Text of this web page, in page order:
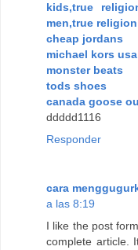
kids,true
men,true
cheap jordans
michael kors usa
monster beats
tods shoes
canada goose
ddddd1116
Responder
cara
a las 8:19
I like the post
complete article.